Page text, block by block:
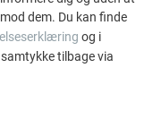
dem. Du kan finde
og i
tilbage via